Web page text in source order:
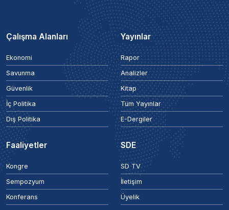
Çalışma Alanları
Ekonomi
Savunma
Güvenlik
İç Politika
Dış Politika
Yayınlar
Rapor
Analizler
Kitap
Tüm Yayınlar
E-Dergiler
Faaliyetler
Kongre
Sempozyum
Konferans
SDE
SD TV
İletişim
Üyelik